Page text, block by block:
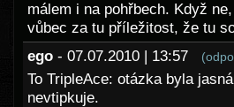
málem i na pohřbech. Když
vůbec za tu příležitost, že tu
ego - 07.07.2010 | 13:57
To TripleAce: otázka byla
nevtipkuje.